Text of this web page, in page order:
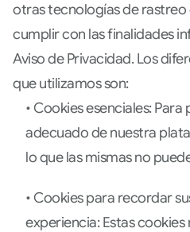
otras tecnologías de rastreo
cumplir con las finalidades
Aviso de Privacidad. Los
que utilizamos son:
• Cookies esenciales:
adecuado de nuestra
lo que las mismas no
• Cookies para recordar
experiencia: Estas